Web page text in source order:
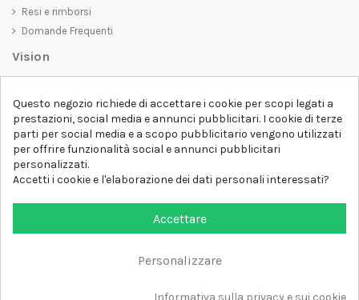
Resi e rimborsi
Domande Frequenti
Vision
belli da vedere, ma che trasmettano anche un messaggio importante.
Che siate alla ricerca di una t-shirt unica e di tendenza, di una felpa
comoda e accogliente o di un accessorio esclusivo,D-SHIRTha
qualcosa per tutti.
Follow us
Questo negozio richiede di accettare i cookie per scopi legati a
prestazioni, social media e annunci pubblicitari. I cookie di terze
parti per social media e a scopo pubblicitario vengono utilizzati
per offrire funzionalità social e annunci pubblicitari
personalizzati.
Accetti i cookie e l'elaborazione dei dati personali interessati?
Accettare
Personalizzare
Informativa sulla privacy e sui cookie